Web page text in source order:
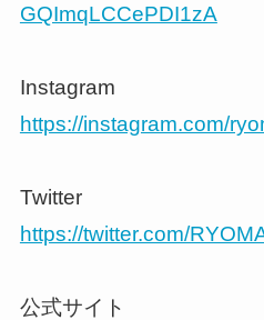
GQImqLCCePDI1zA
Instagram
https://instagram.com/
Twitter
https://twitter.com/
公式サイト